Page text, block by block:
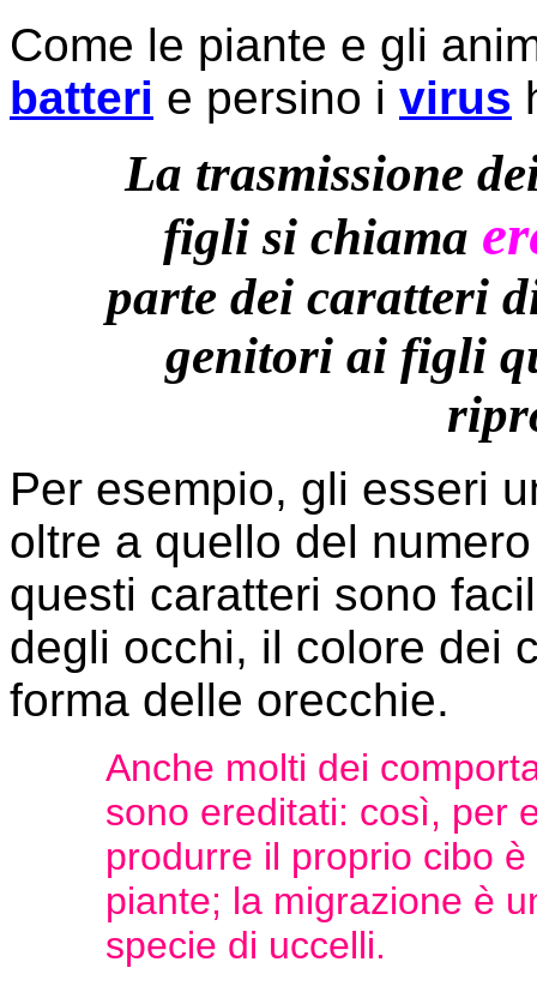
Come le piante e gli
batteri e persino i virus
La trasmissione
figli si chiama
parte dei caratteri
genitori ai figli
Per esempio, gli esseri
oltre a quello del
questi caratteri sono
degli occhi, il colore dei
forma delle orecchie.
Anche molti dei
sono ereditati: così, per
produrre il proprio cibo
piante; la migrazione è
specie di uccelli.